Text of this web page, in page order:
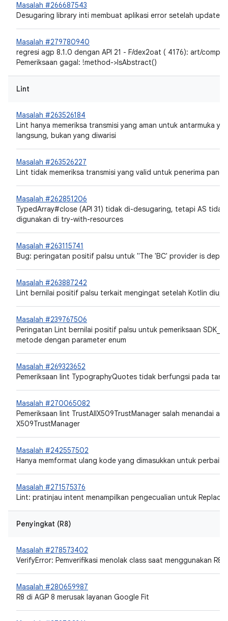
Masalah #266687543
Desugaring library inti membuat aplikasi error setelah update
Masalah #279780940
regresi agp 8.1.0 dengan API 21 - F/dex2oat ( 4176): art/
Pemeriksaan gagal: !method->IsAbstract()
Lint
Masalah #263526184
Lint hanya memeriksa transmisi yang aman untuk antarmuka
langsung, bukan yang diwarisi
Masalah #263526227
Lint tidak memeriksa transmisi yang valid untuk penerima
Masalah #262851206
TypedArray#close (API 31) tidak di-desugaring, tetapi AS
digunakan di try-with-resources
Masalah #263115741
Bug: peringatan positif palsu untuk "The 'BC' provider is
Masalah #263887242
Lint bernilai positif palsu terkait mengingat setelah Kotlin
Masalah #239767506
Peringatan Lint bernilai positif palsu untuk pemeriksaan
metode dengan parameter enum
Masalah #269323652
Pemeriksaan lint TypographyQuotes tidak berfungsi pada
Masalah #270065082
Pemeriksaan lint TrustAllX509TrustManager salah menandai
X509TrustManager
Masalah #242557502
Hanya memformat ulang kode yang dimasukkan untuk
Masalah #271575376
Lint: pratinjau intent menampilkan pengecualian untuk
Penyingkat (R8)
Masalah #278573402
VerifyError: Pemverifikasi menolak class saat menggunakan R8
Masalah #280659987
R8 di AGP 8 merusak layanan Google Fit